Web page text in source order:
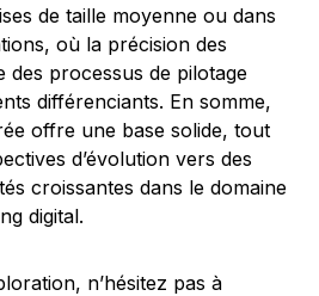
de taille moyenne ou dans
où la précision des
des processus de pilotage
différenciants. En somme,
offre une base solide, tout
d’évolution vers des
croissantes dans le domaine
digital.
n’hésitez pas à